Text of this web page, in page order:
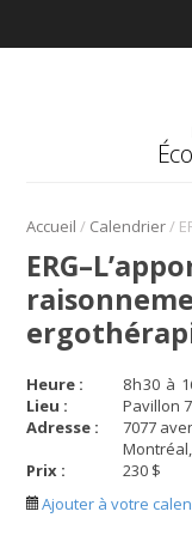
Accueil / Calendrier/
Heure : 8h30 à
Lieu :
Pavillon
Adresse :
7077
Montréal,
Prix :
230 $
Ajouter à votre